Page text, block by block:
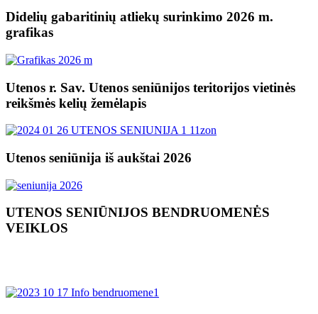
Didelių gabaritinių atliekų surinkimo 2026 m.
grafikas
Utenos r. Sav. Utenos seniūnijos teritorijos vietinės
reikšmės kelių žemėlapis
Utenos seniūnija iš aukštai 2026
UTENOS SENIŪNIJOS BENDRUOMENĖS
VEIKLOS